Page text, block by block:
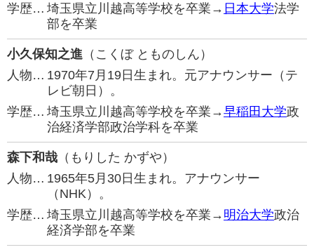
学歴… 埼玉県立川越高等学校を卒業→ 日本大学法学
部を卒業
小久保知之進 （こくぼ とものしん）
人物… 1970年7月19日生まれ。元アナウンサー（テ
レビ朝日）。
学歴… 埼玉県立川越高等学校を卒業→早稲田大学政
治経済学部政治学科を卒業
森下和哉 （もりした かずや）
人物… 1965年5月30日生まれ。アナウンサー
（NHK）。
学歴… 埼玉県立川越高等学校を卒業→ 明治大学政治
経済学部を卒業